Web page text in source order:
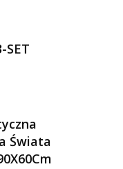
SET
Świata